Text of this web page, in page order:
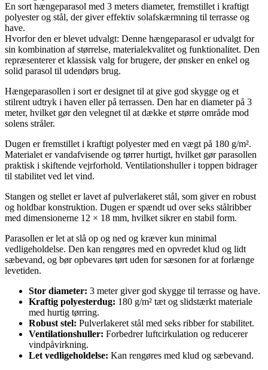
En sort hængeparasol med 3 meters diameter, fremstillet i kraftigt
polyester og stål, der giver effektiv solafskærmning til terrasse og
have.
Hvorfor den er blevet udvalgt: Denne hængeparasol er udvalgt for
sin kombination af størrelse, materialekvalitet og funktionalitet. Den
repræsenterer et klassisk valg for brugere, der ønsker en enkel og
solid parasol til udendørs brug.
Hængeparasollen i sort er designet til at give god skygge og et
stilrent udtryk i haven eller på terrassen. Den har en diameter på 3
meter, hvilket gør den velegnet til at dække et større område mod
solens stråler.
Dugen er fremstillet i kraftigt polyester med en vægt på 180 g/m².
Materialet er vandafvisende og tørrer hurtigt, hvilket gør parasollen
praktisk i skiftende vejrforhold. Ventilationshuller i toppen bidrager
til stabilitet ved let vind.
Stangen og stellet er lavet af pulverlakeret stål, som giver en robust
og holdbar konstruktion. Dugen er spændt ud over seks stålribber
med dimensionerne 12 × 18 mm, hvilket sikrer en stabil form.
Parasollen er let at slå op og ned og kræver kun minimal
vedligeholdelse. Den kan rengøres med en opvredet klud og lidt
sæbevand, og bør opbevares tørt uden for sæsonen for at forlænge
levetiden.
Stor diameter: 3 meter giver god skygge til terrasse og have.
Kraftig polyesterdug: 180 g/m² tæt og slidstærkt materiale
med hurtig tørring.
Robust stel: Pulverlakeret stål med seks ribber for stabilitet.
Ventilationshuller: Forbedrer luftcirkulation og reducerer
vindpåvirkning.
Let vedligeholdelse: Kan rengøres med klud og sæbevand.